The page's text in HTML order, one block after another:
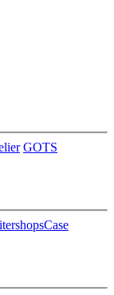
GOTS
Case